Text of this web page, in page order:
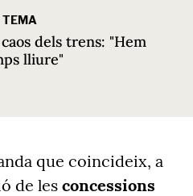
TEMA
dels trens: "Hem
lliure"
que coincideix, a
de les concessions